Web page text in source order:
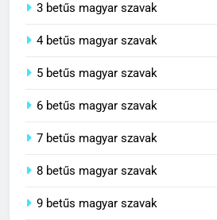
3 betűs magyar szavak
4 betűs magyar szavak
5 betűs magyar szavak
6 betűs magyar szavak
7 betűs magyar szavak
8 betűs magyar szavak
9 betűs magyar szavak